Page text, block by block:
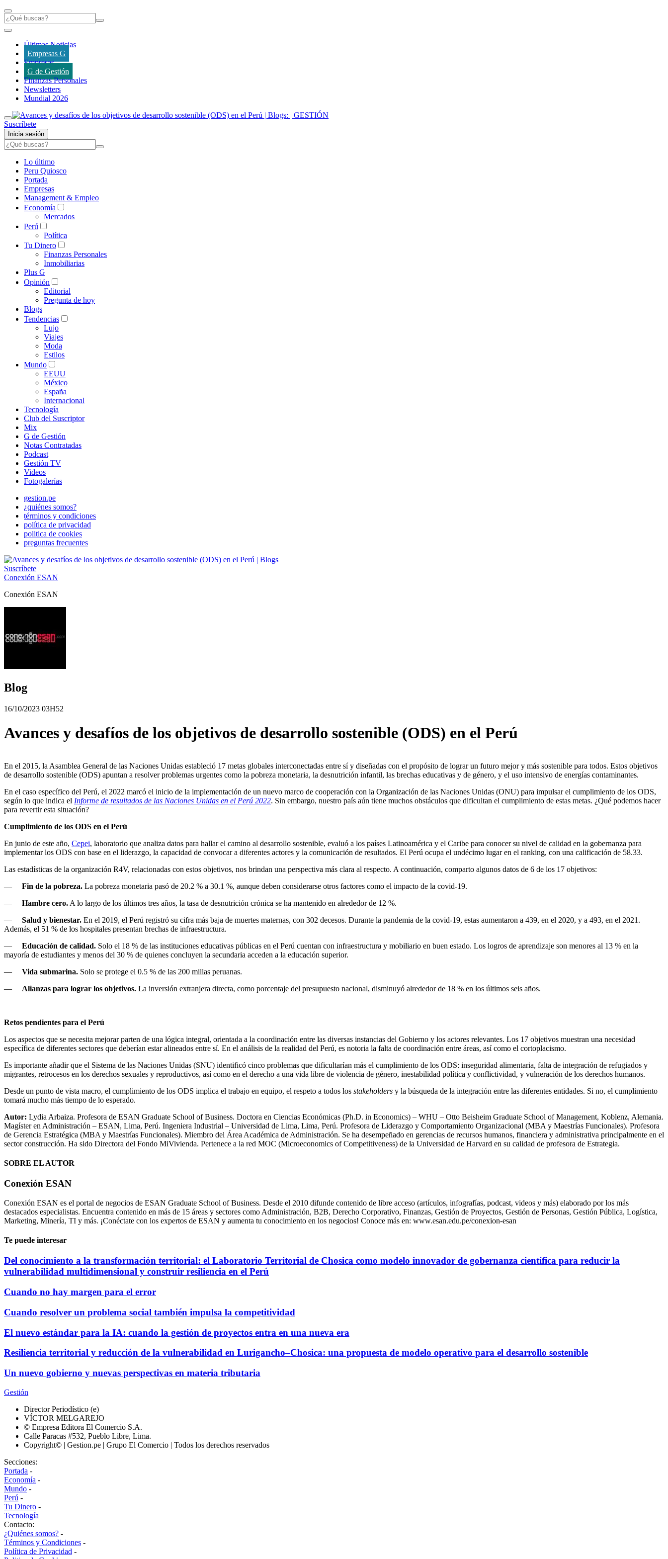
Últimas Noticias
Empresas G
Empresas
G de Gestión
Finanzas Personales
Newsletters
Mundial 2026
Suscríbete
Inicia sesión
Lo último
Peru Quiosco
Portada
Empresas
Management & Empleo
Economía
Mercados
Perú
Política
Tu Dinero
Finanzas Personales
Inmobiliarias
Plus G
Opinión
Editorial
Pregunta de hoy
Blogs
Tendencias
Lujo
Viajes
Moda
Estilos
Mundo
EEUU
México
España
Internacional
Tecnología
Club del Suscriptor
Mix
G de Gestión
Notas Contratadas
Podcast
Gestión TV
Videos
Fotogalerías
gestion.pe
¿quiénes somos?
términos y condiciones
política de privacidad
politica de cookies
preguntas frecuentes
Suscríbete
Conexión ESAN
Conexión ESAN
Blog
16/10/2023 03H52
Avances y desafíos de los objetivos de desarrollo sostenible (ODS) en el Perú
En el 2015, la Asamblea General de las Naciones Unidas estableció 17 metas globales interconectadas entre sí y diseñadas con el propósito de lograr un futuro mejor y más sostenible para todos. Estos objetivos
de desarrollo sostenible (ODS) apuntan a resolver problemas urgentes como la pobreza monetaria, la desnutrición infantil, las brechas educativas y de género, y el uso intensivo de energías contaminantes.
En el caso específico del Perú, el 2022 marcó el inicio de la implementación de un nuevo marco de cooperación con la Organización de las Naciones Unidas (ONU) para impulsar el cumplimiento de los ODS,
según lo que indica el Informe de resultados de las Naciones Unidas en el Perú 2022. Sin embargo, nuestro país aún tiene muchos obstáculos que dificultan el cumplimiento de estas metas. ¿Qué podemos hacer
para revertir esta situación?
Cumplimiento de los ODS en el Perú
En junio de este año, Cepei, laboratorio que analiza datos para hallar el camino al desarrollo sostenible, evaluó a los países Latinoamérica y el Caribe para conocer su nivel de calidad en la gobernanza para
implementar los ODS con base en el liderazgo, la capacidad de convocar a diferentes actores y la comunicación de resultados. El Perú ocupa el undécimo lugar en el ranking, con una calificación de 58.33.
Las estadísticas de la organización R4V, relacionadas con estos objetivos, nos brindan una perspectiva más clara al respecto. A continuación, comparto algunos datos de 6 de los 17 objetivos:
— Fin de la pobreza. La pobreza monetaria pasó de 20.2 % a 30.1 %, aunque deben considerarse otros factores como el impacto de la covid-19.
— Hambre cero. A lo largo de los últimos tres años, la tasa de desnutrición crónica se ha mantenido en alrededor de 12 %.
— Salud y bienestar. En el 2019, el Perú registró su cifra más baja de muertes maternas, con 302 decesos. Durante la pandemia de la covid-19, estas aumentaron a 439, en el 2020, y a 493, en el 2021.
Además, el 51 % de los hospitales presentan brechas de infraestructura.
— Educación de calidad. Solo el 18 % de las instituciones educativas públicas en el Perú cuentan con infraestructura y mobiliario en buen estado. Los logros de aprendizaje son menores al 13 % en la
mayoría de estudiantes y menos del 30 % de quienes concluyen la secundaria acceden a la educación superior.
— Vida submarina. Solo se protege el 0.5 % de las 200 millas peruanas.
— Alianzas para lograr los objetivos. La inversión extranjera directa, como porcentaje del presupuesto nacional, disminuyó alrededor de 18 % en los últimos seis años.
Retos pendientes para el Perú
Los aspectos que se necesita mejorar parten de una lógica integral, orientada a la coordinación entre las diversas instancias del Gobierno y los actores relevantes. Los 17 objetivos muestran una necesidad
específica de diferentes sectores que deberían estar alineados entre sí. En el análisis de la realidad del Perú, es notoria la falta de coordinación entre áreas, así como el cortoplacismo.
Es importante añadir que el Sistema de las Naciones Unidas (SNU) identificó cinco problemas que dificultarían más el cumplimiento de los ODS: inseguridad alimentaria, falta de integración de refugiados y
migrantes, retrocesos en los derechos sexuales y reproductivos, así como en el derecho a una vida libre de violencia de género, inestabilidad política y conflictividad, y vulneración de los derechos humanos.
Desde un punto de vista macro, el cumplimiento de los ODS implica el trabajo en equipo, el respeto a todos los stakeholders y la búsqueda de la integración entre las diferentes entidades. Si no, el cumplimiento
tomará mucho más tiempo de lo esperado.
Autor: Lydia Arbaiza. Profesora de ESAN Graduate School of Business. Doctora en Ciencias Económicas (Ph.D. in Economics) – WHU – Otto Beisheim Graduate School of Management, Koblenz, Alemania.
Magíster en Administración – ESAN, Lima, Perú. Ingeniera Industrial – Universidad de Lima, Lima, Perú. Profesora de Liderazgo y Comportamiento Organizacional (MBA y Maestrías Funcionales). Profesora
de Gerencia Estratégica (MBA y Maestrías Funcionales). Miembro del Área Académica de Administración. Se ha desempeñado en gerencias de recursos humanos, financiera y administrativa principalmente en el
sector construcción. Ha sido Directora del Fondo MiVivienda. Pertenece a la red MOC (Microeconomics of Competitiveness) de la Universidad de Harvard en su calidad de profesora de Estrategia.
SOBRE EL AUTOR
Conexión ESAN
Conexión ESAN es el portal de negocios de ESAN Graduate School of Business. Desde el 2010 difunde contenido de libre acceso (artículos, infografías, podcast, videos y más) elaborado por los más
destacados especialistas. Encuentra contenido en más de 15 áreas y sectores como Administración, B2B, Derecho Corporativo, Finanzas, Gestión de Proyectos, Gestión de Personas, Gestión Pública, Logística,
Marketing, Minería, TI y más. ¡Conéctate con los expertos de ESAN y aumenta tu conocimiento en los negocios! Conoce más en: www.esan.edu.pe/conexion-esan
Te puede interesar
Del conocimiento a la transformación territorial: el Laboratorio Territorial de Chosica como modelo innovador de gobernanza científica para reducir la
vulnerabilidad multidimensional y construir resiliencia en el Perú
Cuando no hay margen para el error
Cuando resolver un problema social también impulsa la competitividad
El nuevo estándar para la IA: cuando la gestión de proyectos entra en una nueva era
Resiliencia territorial y reducción de la vulnerabilidad en Lurigancho–Chosica: una propuesta de modelo operativo para el desarrollo sostenible
Un nuevo gobierno y nuevas perspectivas en materia tributaria
Gestión
Director Periodístico (e)
VÍCTOR MELGAREJO
© Empresa Editora El Comercio S.A.
Calle Paracas #532, Pueblo Libre, Lima.
Copyright© | Gestion.pe | Grupo El Comercio | Todos los derechos reservados
Secciones:
Portada -
Economía -
Mundo -
Perú -
Tu Dinero -
Tecnología
Contacto:
¿Quiénes somos? -
Términos y Condiciones -
Política de Privacidad -